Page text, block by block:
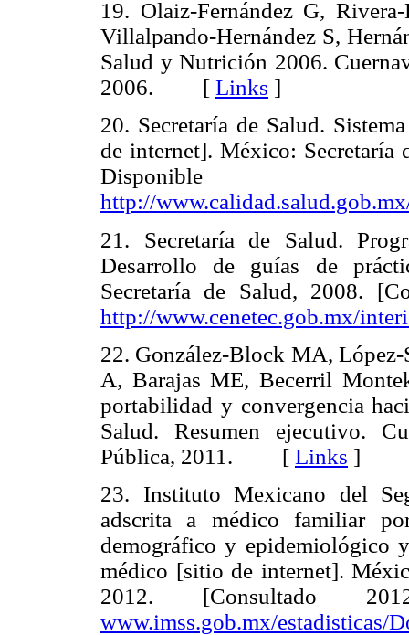
19. Olaiz-Fernández G,
Villalpando-Hernández S,
Salud y Nutrición 2006.
2006. [ Links ]
20. Secretaría de Salud.
de internet]. México:
http://
21. Secretaría de Salud.
Desarrollo de guías de
Secretaría de Salud, 2008.
http://www.cenetec.gob.mx/
22. González-Block MA,
A, Barajas ME, Becerril
portabilidad y convergencia
Salud. Resumen ejecutivo.
Pública, 2011. [ Links ]
23. Instituto Mexicano del
adscrita a médico familiar
demográfico y epidemiológico
médico [sitio de internet].
2012. [Consultado
www.imss.gob.mx/estadisticas/